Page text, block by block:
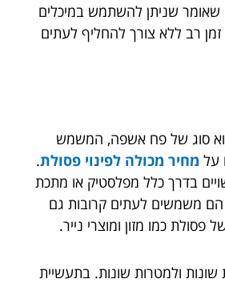
שאומר שניתן להשתמש במיכלים
רב ללא צורך להחליף לעתים
הוא סוג של פח אשפה, המשמש
על מחיר מכולה לפינוי פסולת.
בדרך כלל מפלסטיק או מתכת
הם משמשים לעתים קרובות גם
פסולת כמו מזון ומוצרי נייר.
ולמטרות שונות. בתעשיית